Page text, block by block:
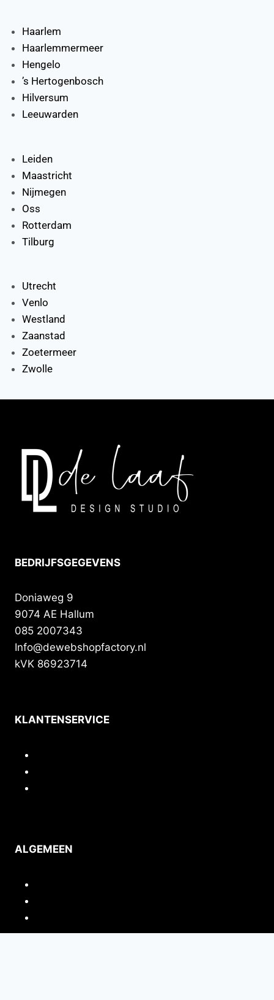
Haarlem
Haarlemmermeer
Hengelo
’s Hertogenbosch
Hilversum
Leeuwarden
Leiden
Maastricht
Nijmegen
Oss
Rotterdam
Tilburg
Utrecht
Venlo
Westland
Zaanstad
Zoetermeer
Zwolle
BEDRIJFSGEGEVENS
Doniaweg 9
9074 AE Hallum
085 2007343
Info@dewebshopfactory.nl
kVK 86923714
KLANTENSERVICE
ALGEMEEN
Portfolio